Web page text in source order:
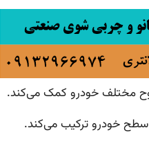
مختلف خودرو کمک می‌کند.
خودرو ترکیب می‌کند.